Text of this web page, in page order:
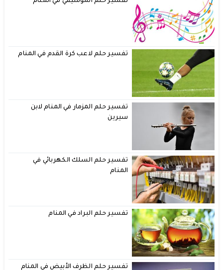
تفسير حلم لاعب كرة القدم في المنام
تفسير حلم المزمار في المنام لابن
سيرين
تفسير حلم السلك الكهربائي في
المنام
تفسير حلم البراد في المنام
تفسير حلم الظرف الأبيض في المنام